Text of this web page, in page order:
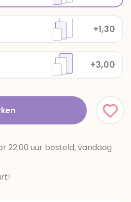
+3,00
+1,30
22.00 uur besteld, vandaag